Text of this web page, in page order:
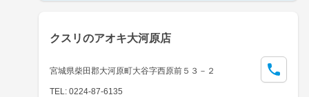
クスリのアオキ大河原店
宮城県柴田郡大河原町大谷字西原前５３－２
TEL: 0224-87-6135